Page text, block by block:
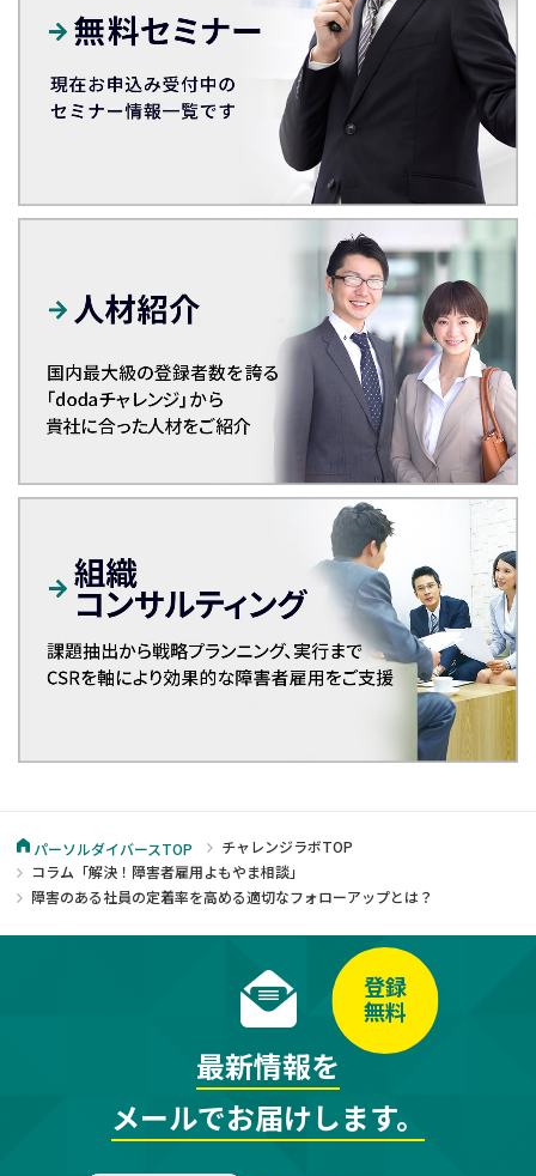
パーソルダイバースTOP
チャレンジラボTOP
コラム「解決！障害者雇用よもやま相談」
障害のある社員の定着率を高める適切なフォローアップとは？
最新情報を
メールでお届けします。
登録
無料